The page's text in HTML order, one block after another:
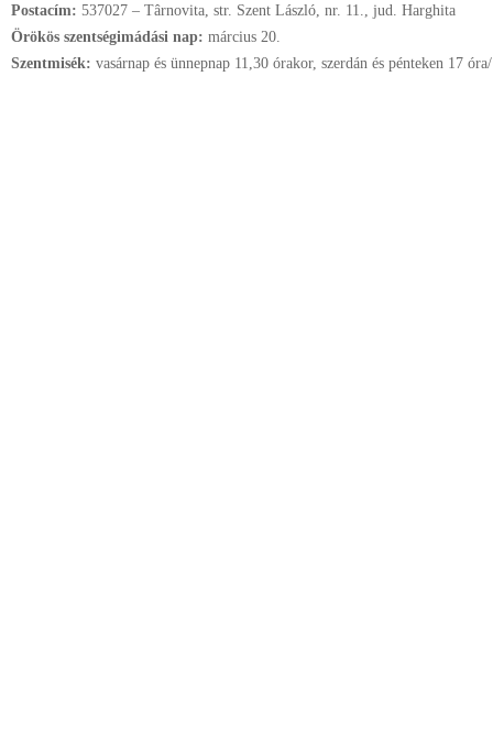
Postacím: 537027 – Târnovita, str. Szent László, nr. 11., jud. Harghita
Örökös szentségimádási nap: március 20.
Szentmisék: vasárnap és ünnepnap 11,30 órakor, szerdán és pénteken 17